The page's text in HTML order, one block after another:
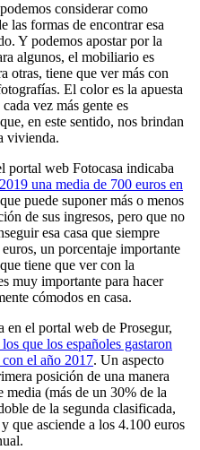
considerar como
las formas de encontrar esa
Y podemos apostar por la
algunos, el mobiliario es
otras, tiene que ver más con
El color es la apuesta
vez más gente es
en este sentido, nos brindan
vivienda.
portal web Fotocasa indicaba
una media de 700 euros en
puede suponer más o menos
de sus ingresos, pero que no
esa casa que siempre
un porcentaje importante
tiene que ver con la
muy importante para hacer
cómodos en casa.
en el portal web de Prosegur,
que los españoles gastaron
el año 2017. Un aspecto
posición de una manera
media (más de un 30% de la
de la segunda clasificada,
que asciende a los 4.100 euros